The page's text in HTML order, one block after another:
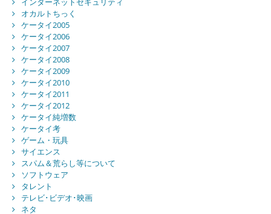
オカルトちっく
ケータイ2005
ケータイ2006
ケータイ2007
ケータイ2008
ケータイ2009
ケータイ2010
ケータイ2011
ケータイ2012
ケータイ純増数
ケータイ考
ゲーム・玩具
サイエンス
スパム＆荒らし等について
ソフトウェア
タレント
テレビ･ビデオ･映画
ネタ